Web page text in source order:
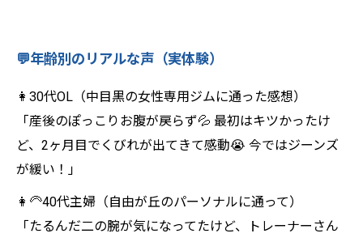
💬年齢別のリアルな声（実体験）
👩30代OL（中目黒の女性専用ジムに通った感想）
「産後のぽっこりお腹が戻らず💦 最初はキツかったけ
ど、2ヶ月目でくびれが出てきて感動😭 今ではジーンズ
が緩い！」
👩‍🦳40代主婦（自由が丘のパーソナルに通って）
「たるんだ二の腕が気になってたけど、トレーナーさん